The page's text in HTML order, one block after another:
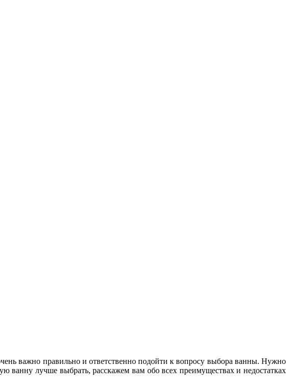
важно правильно и ответственно подойти к вопросу выбора ванны. Нужно
ванну лучше выбрать, расскажем вам обо всех преимуществах и недостатках